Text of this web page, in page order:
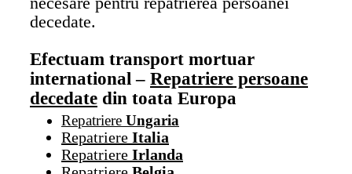
decedate.
Efectuam transport mortuar
international – Repatriere persoane
decedate din toata Europa
Repatriere Ungaria
Repatriere Italia
Repatriere Irlanda